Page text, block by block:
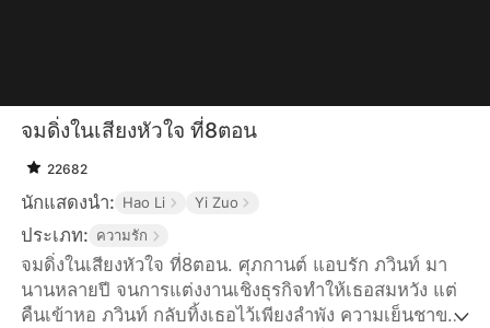
จมดิ่งในเสียงหัวใจ ที่8ตอน
22682
นักแสดงนำ: Hao Li Yi Zuo
ประเภท: ความรัก
จมดิ่งในเสียงหัวใจ ที่8ตอน. ศุภกานต์ แอบรัก ภวินท์ มา
นานหลายปี จนการแต่งงานเชิงธุรกิจทำให้เธอสมหวัง แต่
คืนเข้าหอ ภวินท์ กลับทิ้งเธอไว้เพียงลำพัง ความเย็นชาของ